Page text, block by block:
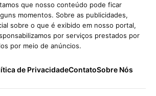
que nosso conteúdo pode ficar
momentos. Sobre as publicidades,
sobre o que é exibido em nosso portal,
por serviços prestados por
por meio de anúncios.
de PrivacidadeContatoSobre Nós